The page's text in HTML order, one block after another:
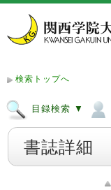
検索トップへ
目録検索 ▼
書誌詳細